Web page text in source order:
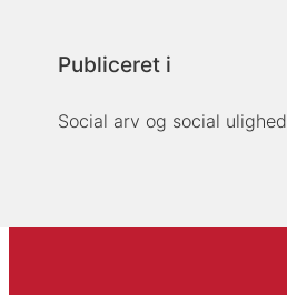
Publiceret i
Social arv og social ulighed